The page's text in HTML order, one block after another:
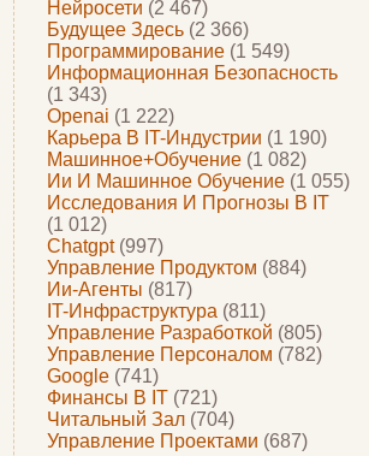
Нейросети (2 467)
Будущее Здесь (2 366)
Программирование (1 549)
Информационная Безопасность
(1 343)
Openai (1 222)
Карьера В IT-Индустрии (1 190)
Машинное+обучение (1 082)
Ии И Машинное Обучение (1 055)
Исследования И Прогнозы В IT
(1 012)
Chatgpt(997)
Управление Продуктом (884)
Ии-Агенты (817)
IT-Инфраструктура (811)
Управление Разработкой (805)
Управление Персоналом (782)
Google (741)
Финансы В IT (721)
Читальный Зал (704)
Управление Проектами (687)